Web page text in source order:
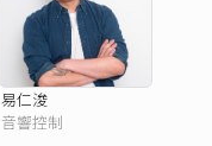
易仁浚
音響控制